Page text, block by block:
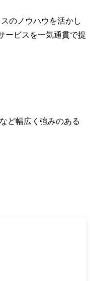
のノウハウを活かし
ービスを一気通貫で提
ど幅広く強みのある